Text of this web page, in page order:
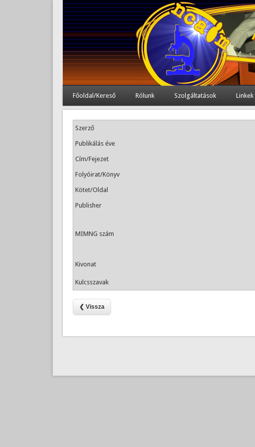
Főoldal/Kereső Rólunk Szolgáltatások Linkek
Szerző
Publikálás éve
Cím/Fejezet
Folyóirat/Könyv
Kötet/Oldal
Publisher
MIMNG szám
Kivonat
Kulcsszavak